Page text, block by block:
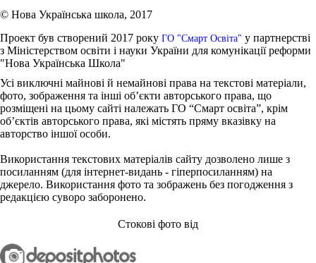
© Нова Українська школа, 2017
Проект був створений 2017 року ГО "Смарт Освіта" у партнерстві
з Міністерством освіти і науки України для комунікації реформи
"Нова Українська Школа"
Усі виключні майнові й немайнові права на текстові матеріали,
фото, зображення та інші об’єкти авторського права, що
розміщені на цьому сайті належать ГО “Смарт освіта”, крім
об’єктів авторського права, які містять пряму вказівку на
авторство іншої особи.
Використання текстових матеріалів сайту дозволено лише з
посиланням (для інтернет-видань - гіперпосиланням) на
джерело. Використання фото та зображень без погодження з
редакцією суворо заборонено.
Стокові фото від